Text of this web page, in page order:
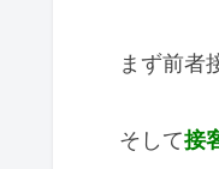
まず前者
そして接